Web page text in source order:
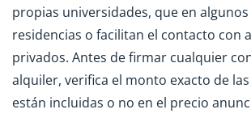
propias universidades, que en
residencias o facilitan el contacto con
privados. Antes de firmar cualquier
alquiler, verifica el monto exacto de las
están incluidas o no en el precio